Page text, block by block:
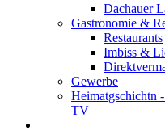
Dachauer
Gastronomie &
Restaurants
Imbiss &
Gewerbe
Heimatgschichtn
TV